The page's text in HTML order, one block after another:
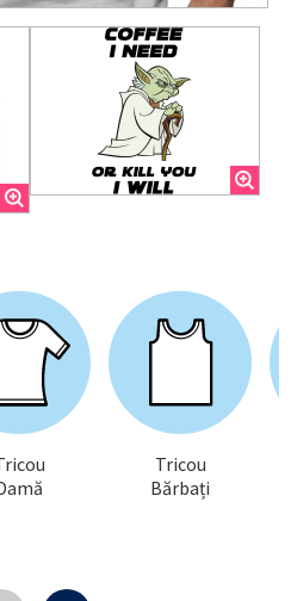
Tricou
Bărbați